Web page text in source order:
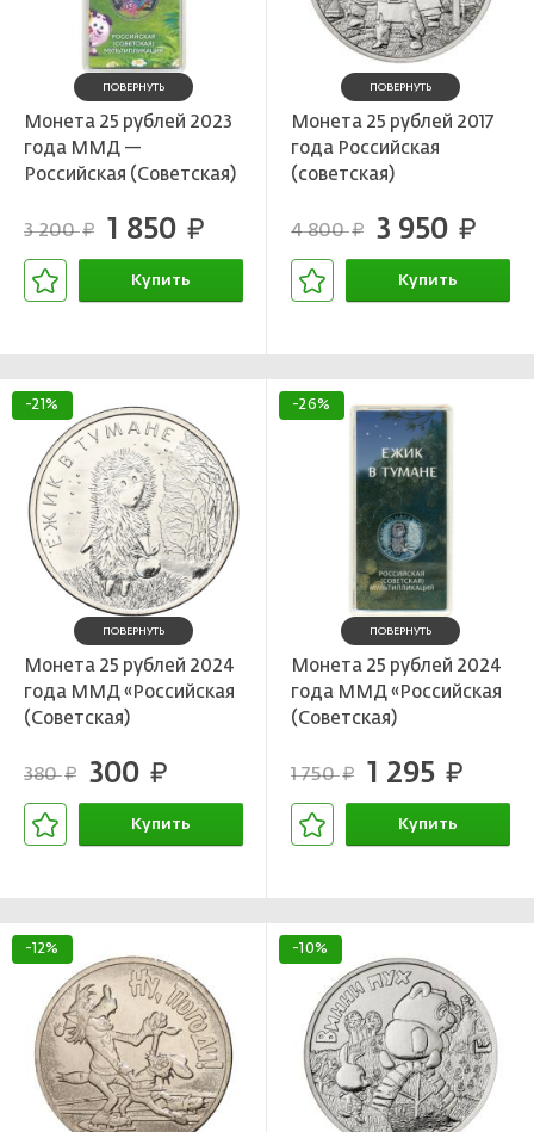
ПОВЕРНУТЬ
Монета 25 рублей 2023
года ММД —
Российская (Советская)
Смешарики (Цветная)
3 200руб. 1 850 руб.
Купить
ПОВЕРНУТЬ
Монета 25 рублей 2017
года Российская
(советская)
богатыря
4 800руб. 3 950 руб.
Купить
-21%
ПОВЕРНУТЬ
Монета 25 рублей 2024
года ММД «Российская
(Советская)
в тумане»
380руб. 300 руб.
Купить
-26%
ПОВЕРНУТЬ
Монета 25 рублей 2024
года ММД «Российская
(Советская)
в тумане» (Цветная)
1 750руб. 1 295 руб.
Купить
-12% -10%